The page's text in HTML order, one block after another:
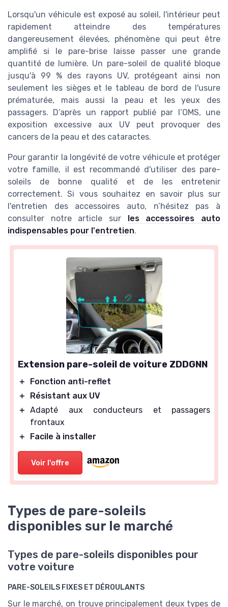
Lorsqu'un véhicule est exposé au soleil, l'intérieur peut
rapidement atteindre des températures
dangereusement élevées, phénomène qui peut être
amplifié si le pare-brise laisse passer une grande
quantité de lumière. Un pare-soleil de qualité bloque
jusqu'à 99 % des rayons UV, protégeant ainsi non
seulement les sièges et le tableau de bord de l'usure
prématurée, mais aussi la peau et les yeux des
passagers. D’après un rapport publié par l’OMS, une
exposition excessive aux UV peut provoquer des
cancers de la peau et des cataractes.
Pour garantir la longévité de votre véhicule et protéger
votre famille, il est recommandé d'utiliser des pare-
soleils de bonne qualité et de les entretenir
correctement. Si vous souhaitez en savoir plus sur
l'entretien des accessoires auto, n’hésitez pas à
consulter notre article sur
les accessoires auto
indispensables pour l'entretien.
Extension pare-soleil de voiture ZDDGNN
＋
Fonction anti-reflet
＋
Résistant aux UV
＋ Adapté aux conducteurs et passagers
frontaux
＋
Facile à installer
Voir l'offre
Types de pare-soleils
disponibles sur le marché
Types de pare-soleils disponibles pour
votre voiture
PARE-SOLEILS FIXES ET DÉROULANTS
Sur le marché, on trouve principalement deux types de